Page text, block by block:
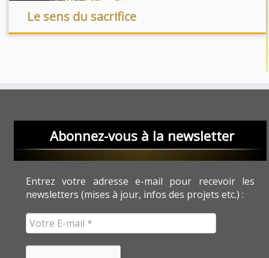
Le sens du sacrifice
Abonnez-vous à la newsletter
Entrez votre adresse e-mail pour recevoir les
newsletters (mises à jour, infos des projets etc.) :